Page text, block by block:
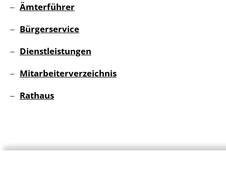
Ämterführer
Bürgerservice
Dienstleistungen
Mitarbeiterverzeichnis
Rathaus